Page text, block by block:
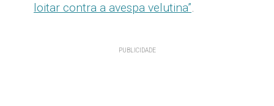
loitar contra a avespa velutina”.